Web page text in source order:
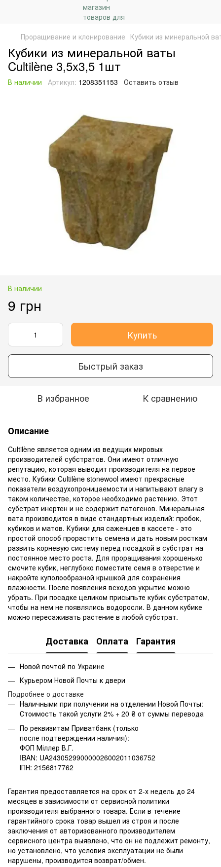
Проращивание и клонирование Кубики из минеральной
Кубики из минеральной ваты
Cultilène 3,5x3,5 1шт
В наличии Артикул: 1208351153 Оставить отзыв
В наличии
9 грн
Купить
Быстрый заказ
В избранное К сравнению
Описание
Cultilène является одним из ведущих мировых
производителей субстратов. Они имеют отличную
репутацию, которая выводит производителя на первое
место. Кубики Cultilène stonewool имеют прекрасные
показатели воздухопроницаемости и напитывают влагу в
таком количестве, которое необходимо растению. Этот
субстрат инертен и не содержит патогенов. Минеральная
вата производится в виде стандартных изделий: пробок,
кубиков и матов. Кубики для саженцев в кассете - это
простой способ прорастить семена и дать новым росткам
развить корневую систему перед посадкой в субстрат на
постоянное место роста. Для проращивания хорошенько
смочите кубик, неглубоко поместите семя в отверстие и
накройте куполообразной крышкой для сохранения
влажности. После появления всходов укрытие можно
убрать. При посадке целиком присыпьте кубик субстратом,
чтобы на нем не появлялись водоросли. В данном кубике
можно пересаживать растение в любой субстрат.
Доставка Оплата Гарантия
Новой почтой по Украине
Курьером Новой Почты к двери
Подробнее о доставке
Наличными при получении на отделении Новой Почты:
Стоимость такой услуги 2% + 20 ₴ от суммы перевода
По реквизитам Приватбанк (только
после подтверждении наличия):
ФОП Міллер В.Г.
IBAN: UA243052990000026002011036752
ІПН: 2156817762
Гарантия предоставляется на срок от 2-х недель до 24
месяцев в зависимости от сервисной политики
производителя выбранного товара. Если в течение
гарантийного срока товар вышел из строя и после
заключения от авторизованного производителем
сервисного центра выявлено, что он не подлежит ремонту,
но установлено, что условия эксплуатации не были
нарушены, производится возврат/обмен.